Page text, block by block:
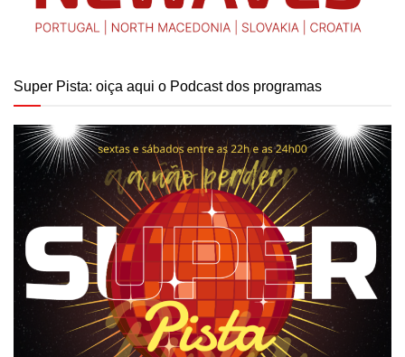
Super Pista: oiça aqui o Podcast dos programas